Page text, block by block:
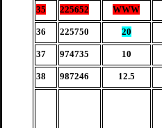
35 225652 WWW
36 225750 20
37 974735 10
38 987246 12.5